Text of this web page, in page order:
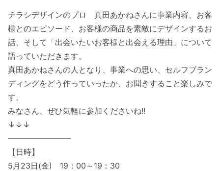
チラシデザインのプロ 真田あかねさんに事業内容、お客
様とのエピソード、お客様の商品を素敵にデザインするお
話、そして「出会いたいお客様と出会える理由」について
語っていただきます。
真田あかねさんの人となり、事業への思い、セルフブラン
ディングをどう作っていったか、お聞きすること楽しみで
す。
みなさん、ぜひ気軽に参加くださいね!!
↓↓↓
――――――――
【日時】
5月23日(金) 19：00～19：30